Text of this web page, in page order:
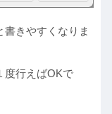
きやすくなりま
度行えばOKで